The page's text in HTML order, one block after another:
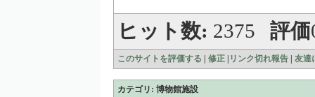
ヒット数: 2375 評価
このサイトを評価する 修正 リンク切れ報告 友達
カテゴリ: 博物館施設